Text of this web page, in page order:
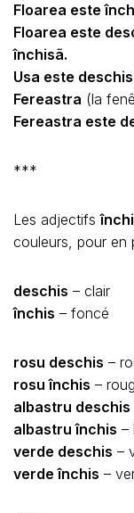
Floarea este
Floarea este
închisã.
Usa este
Fereastra (la
Fereastra este
***
Les adjectifs
couleurs, pour en
deschis – clair
închis – foncé
rosu deschis –
rosu închis –
albastru deschis
albastru închis –
verde deschis –
verde închis –